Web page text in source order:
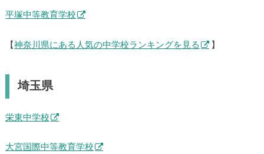
平塚中等教育学校
【 神奈川県にある人気の中学校ランキングを見る 】
埼玉県
栄東中学校
大宮国際中等教育学校